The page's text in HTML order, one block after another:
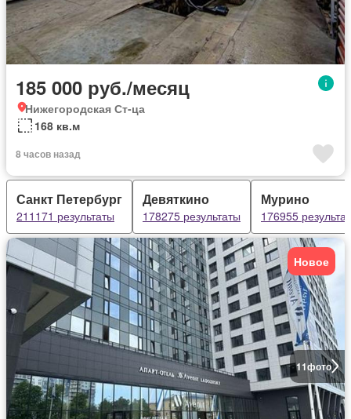
185 000 руб./месяц
Нижегородская Ст-ца
168 кв.м
8 часов назад
Санкт Петербург
211171 результаты
Девяткино
178275 результаты
Мурино
176955
11фото
Новое